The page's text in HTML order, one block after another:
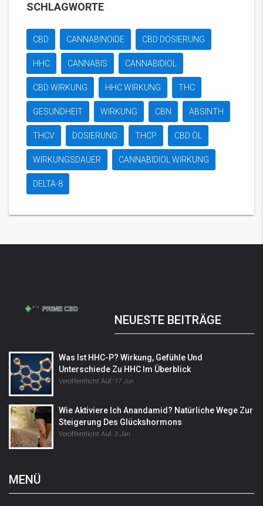
SCHLAGWORTE
CBD CANNABINOIDE CBD DOSIERUNG
HHC CANNABIS CANNABIDIOL
CBD WIRKUNG HHC WIRKUNG THC
GESUNDHEIT WIRKUNG CBN ABSINTH
THCV DOSIERUNG THCP CBD ÖL
WIRKUNGSDAUER CANNABIDIOL WIRKUNG
DELTA-8
NEUESTE BEITRÄGE
Was Ist HHC-P? Wirkung, Gefühle Und
Unterschiede Zu HHC Im Überblick
Veröffentlicht Auf: 17 Jun
Wie Aktiviere Ich Anandamid? Natürliche Wege Zur
Steigerung Des Glückshormons
Veröffentlicht Auf: 3 Jan
MENÜ